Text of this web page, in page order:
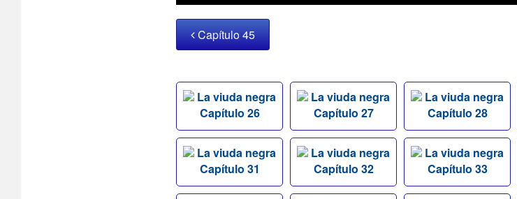
Capítulo 45
La viuda negra
Capítulo 26
La viuda negra
Capítulo 27
La viuda negra
Capítulo 28
La viuda negra
Capítulo 31
La viuda negra
Capítulo 32
La viuda negra
Capítulo 33